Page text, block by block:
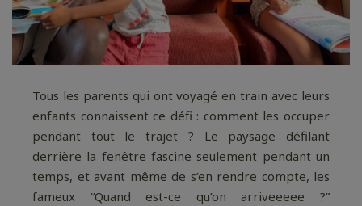
Tous les parents qui ont voyagé en train avec leurs
enfants connaissent ce défi : comment les occuper
pendant tout le trajet ? Le paysage défilant
derrière la fenêtre fascine seulement pendant un
temps, et avant même de s’en rendre compte, les
fameux “Quand est-ce qu’on arriveeeee ?”